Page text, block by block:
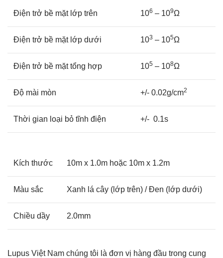
Điện trở bề mặt lớp trên 106 – 109Ω
Điện trở bề mặt lớp dưới 103 – 105Ω
Điện trở bề mặt tổng hợp 105 – 108Ω
Độ mài mòn +/- 0.02g/cm2
Thời gian loại bỏ tĩnh điện +/- 0.1s
Kích thước 10m x 1.0m hoặc 10m x 1.2m
Màu sắc Xanh lá cây (lớp trên) / Đen (lớp dưới)
Chiều dầy 2.0mm
Lupus Việt Nam chúng tôi là đơn vị hàng đầu trong cung